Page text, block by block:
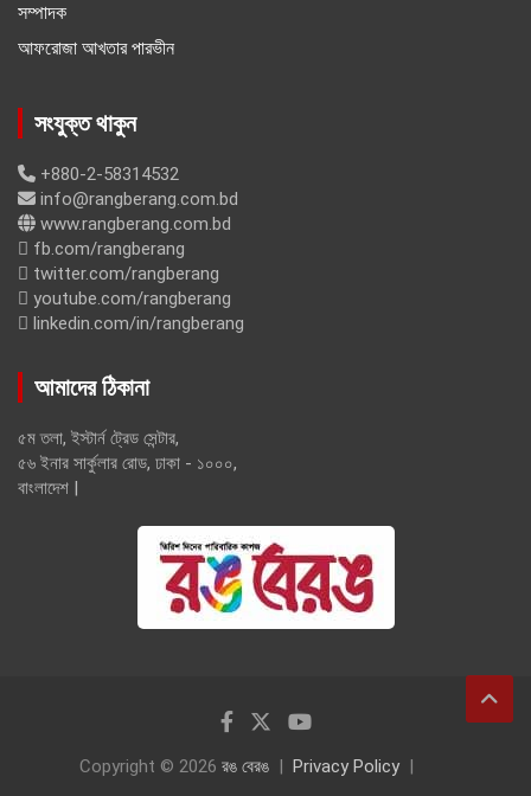
সম্পাদক
আফরোজা আখতার পারভীন
সংযুক্ত থাকুন
+880-2-58314532
info@rangberang.com.bd
www.rangberang.com.bd
fb.com/rangberang
twitter.com/rangberang
youtube.com/rangberang
linkedin.com/in/rangberang
আমাদের ঠিকানা
৫ম তলা, ইস্টার্ন ট্রেড সেন্টার,
৫৬ ইনার সার্কুলার রোড, ঢাকা - ১০০০,
বাংলাদেশ |
Copyright © 2026 রঙ বেরঙ Privacy Policy